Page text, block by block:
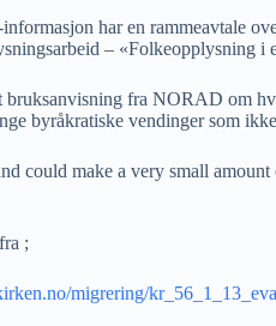
har en rammeavtale
– «Folkeopplysning i
bruksanvisning fra NORAD om
byråkratiske vendinger som
could make a very small
;
migrering/